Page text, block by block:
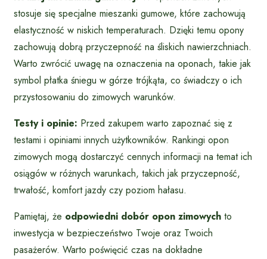
stosuje się specjalne mieszanki gumowe, które zachowują
elastyczność w niskich temperaturach. Dzięki temu opony
zachowują dobrą przyczepność na śliskich nawierzchniach.
Warto zwrócić uwagę na oznaczenia na oponach, takie jak
symbol płatka śniegu w górze trójkąta, co świadczy o ich
przystosowaniu do zimowych warunków.
Testy i opinie: Przed zakupem warto zapoznać się z
testami i opiniami innych użytkowników. Rankingi opon
zimowych mogą dostarczyć cennych informacji na temat ich
osiągów w różnych warunkach, takich jak przyczepność,
trwałość, komfort jazdy czy poziom hałasu.
Pamiętaj, że odpowiedni dobór opon zimowych to
inwestycja w bezpieczeństwo Twoje oraz Twoich
pasażerów. Warto poświęcić czas na dokładne